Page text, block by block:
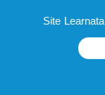
Site Learnata